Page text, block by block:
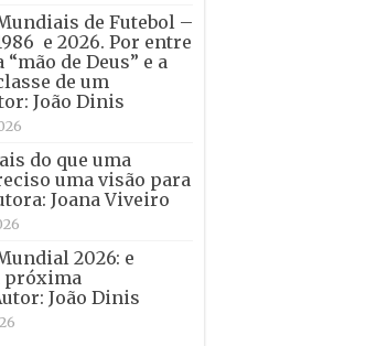
de Futebol –
e 2026. Por entre
“mão de Deus” e a
de um
João Dinis
do que uma
uma visão para
Joana Viveiro
2026: e
próxima
João Dinis